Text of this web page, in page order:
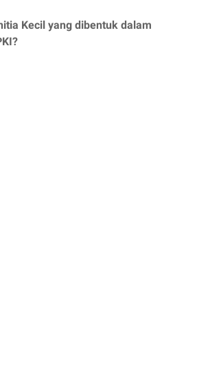
Kecil yang dibentuk dalam